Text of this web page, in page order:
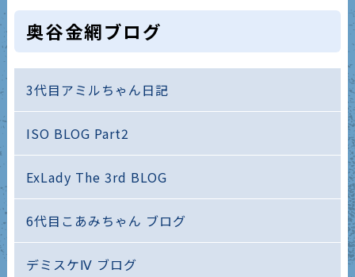
奥谷金網ブログ
3代目アミルちゃん日記
ISO BLOG Part2
ExLady The 3rd BLOG
6代目こあみちゃん ブログ
デミスケⅣ ブログ